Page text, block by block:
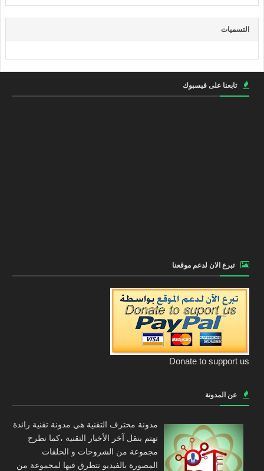
التسميات
تابعنا على فيسبوك
تبرع الان لدعم موقعنا
Donate to support us
عن المدونة
مدونة محترف التقنية هي مدونة تقنية رائدة
تهتم بنقل آخر الأخبار التقنية ،كما نطرح
مجموعة من الشروحات و الحلقات
المصورة بالفيديو نتطرق فيها لمجموعة من